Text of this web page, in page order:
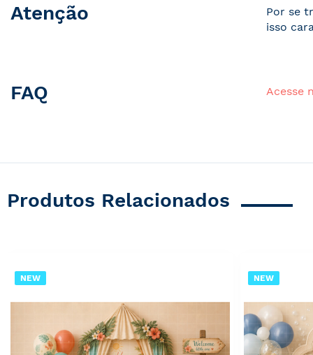
Atenção
Por se
isso
FAQ Acesse
Produtos Relacionados
NEW NEW